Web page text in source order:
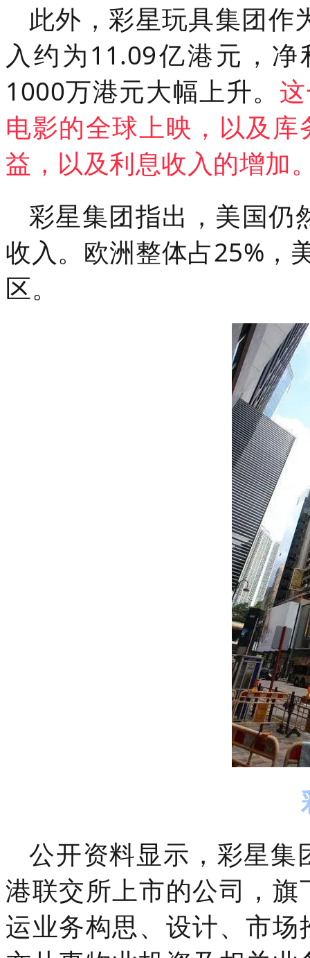
此外，彩星玩具集团作
入约为11.09亿港元，
1000万港元大幅上升。
电影的全球上映，以及
益，以及利息收入的增加
彩星集团指出，美国仍
收入。欧洲整体占25%，
区。
公开资料显示，彩星
港联交所上市的公司，
运业务构思、设计、市